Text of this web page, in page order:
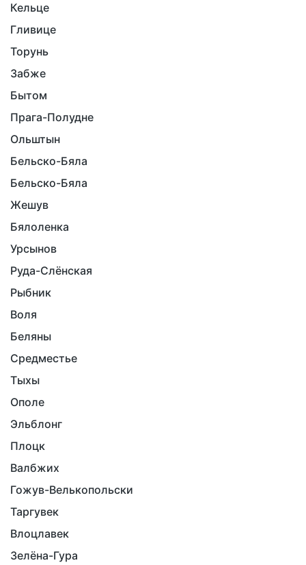
Кельце
Гливице
Торунь
Забже
Бытом
Прага-Полудне
Ольштын
Бельско-Бяла
Бельско-Бяла
Жешув
Бялоленка
Урсынов
Руда-Слёнская
Рыбник
Воля
Беляны
Средместье
Тыхы
Ополе
Эльблонг
Плоцк
Валбжих
Гожув-Велькопольски
Таргувек
Влоцлавек
Зелёна-Гура